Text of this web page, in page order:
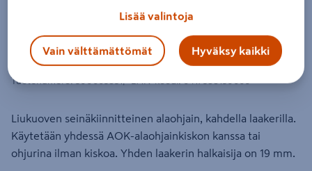
Liukuoven alaohjain Helaform AO-22
1kpl
Tuotenumero:500665851 EAN-koodi:6417588150609
Liukuoven seinäkiinnitteinen alaohjain, kahdella laakerilla.
Käytetään yhdessä AOK-alaohjainkiskon kanssa tai
ohjurina ilman kiskoa. Yhden laakerin halkaisija on 19 mm.
Lisää valintoja
Vain välttämättömät Hyväksy kaikki